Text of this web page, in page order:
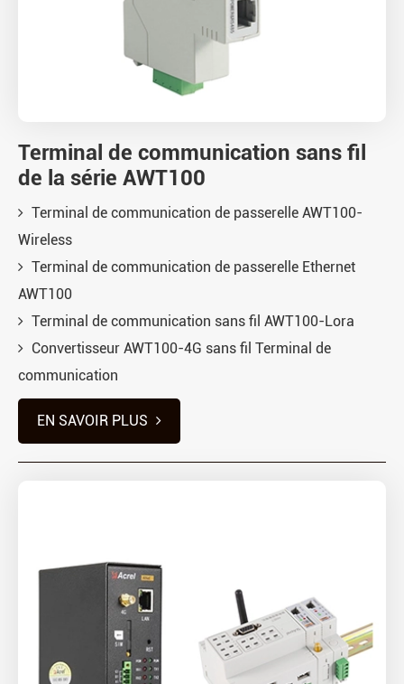
Terminal de communication sans fil
de la série AWT100
Terminal de communication de passerelle AWT100-
Wireless
Terminal de communication de passerelle Ethernet
AWT100
Terminal de communication sans fil AWT100-Lora
Convertisseur AWT100-4G sans fil Terminal de
communication
EN SAVOIR PLUS